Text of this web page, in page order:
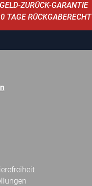
GELD-ZURÜCK-GARANTIE
TAGE RÜCKGABERECHT